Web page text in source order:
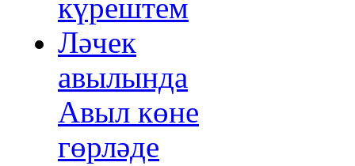
күрештем
Ләчек
авылында
Авыл көне
гөрләде